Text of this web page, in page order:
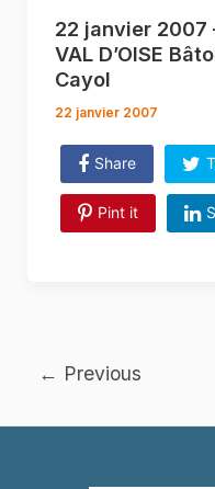
22 janvier 2007
VAL D’OISE
Cayol
22 janvier 2007
Share
Pint it
← Previous